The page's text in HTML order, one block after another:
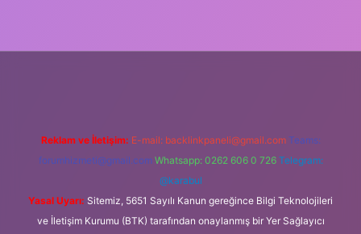
Reklam ve İletişim: E-mail: backlinkpaneli@gmail.com Teams:
forumhizmeti@gmail.com Whatsapp: 0262 606 0 726 Telegram:
@karabul
Yasal Uyarı: Sitemiz, 5651 Sayılı Kanun gereğince Bilgi Teknolojileri
ve İletişim Kurumu (BTK) tarafından onaylanmış bir Yer Sağlayıcı